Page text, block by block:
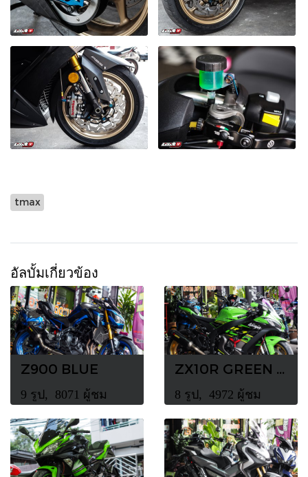
tmax
อัลบั้มเกี่ยวข้อง
Z900 BLUE
9 รูป, 8071 ผู้ชม
ZX10R GREEN COLOR
8 รูป, 4972 ผู้ชม